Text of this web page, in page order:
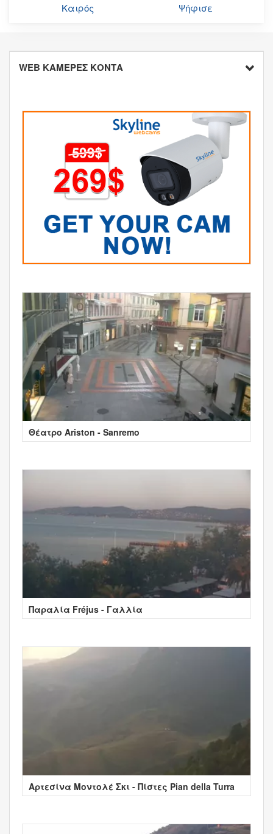
Καιρός Ψήφισε
WEB ΚΑΜΕΡΕΣ ΚΟΝΤΑ
Θέατρο Ariston - Sanremo
Παραλία Fréjus - Γαλλία
Αρτεσίνα Μοντολέ Σκι - Πίστες Pian della Turra